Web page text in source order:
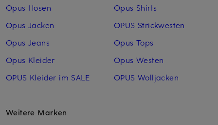
Opus Hosen
Opus Jacken
Opus Jeans
Opus Kleider
OPUS Kleider im SALE
Opus Shirts
OPUS Strickwesten
Opus Tops
Opus Westen
OPUS Woll­jacken
Weitere Marken